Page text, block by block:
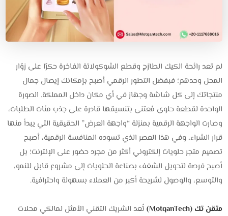
لم تعد رائحة الكيك الطازج وقطع الشوكولاتة الفاخرة حكرًا على زوّار
المحل وحدهم؛ فبفضل التطور الرقمي أصبح بإمكانك إيصال جمال
منتجاتك إلى كل شاشة وجهاز في أي مكان داخل المملكة. الصورة
الواحدة لقطعة حلوى مُعتنى بتنسيقها قادرة على جذب مئات الطلبات،
وصارت الواجهة الرقمية بمنزلة “واجهة العرض” الحقيقية التي يبدأ منها
قرار الشراء، وفي هذا العصر الذي تسوده المنافسة الرقمية، أصبح
تصميم متجر حلويات إلكتروني أكثر من مجرد حضور على الإنترنت؛ بل
أصبح فرصة لتحويل الشغف بصناعة الحلويات إلى مشروع قابل للنمو،
والتوسع، والوصول لشريحة أكبر من العملاء بسهولة واحترافية.
متقن تك (MotqanTech)
تُعد الشريك التقني الأمثل لمالكي محلات